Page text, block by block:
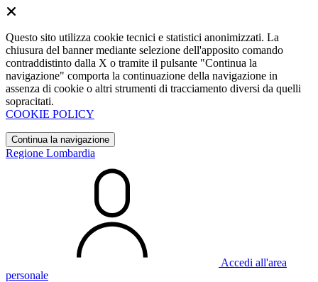
Questo sito utilizza cookie tecnici e statistici anonimizzati. La
chiusura del banner mediante selezione dell'apposito comando
contraddistinto dalla X o tramite il pulsante "Continua la
navigazione" comporta la continuazione della navigazione in
assenza di cookie o altri strumenti di tracciamento diversi da quelli
sopracitati.
COOKIE POLICY
Continua la navigazione
Regione Lombardia
Accedi all'area
personale